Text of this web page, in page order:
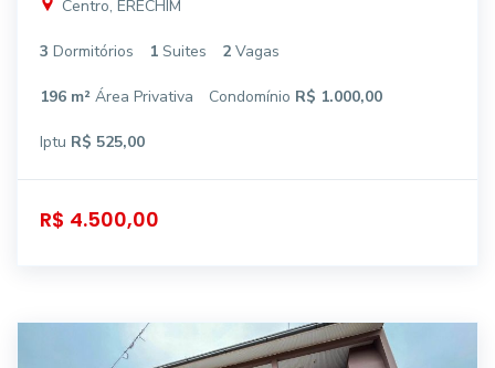
Centro, ERECHIM
3 Dormitórios 1 Suites 2 Vagas
196 m² Área Privativa Condomínio R$ 1.000,00
Iptu R$ 525,00
R$ 4.500,00